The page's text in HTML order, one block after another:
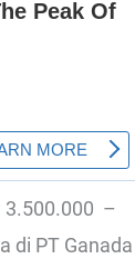
3.500.000 –
di PT Ganada